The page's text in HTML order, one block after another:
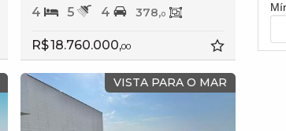
4 5 4 378,0
R$ 18.760.000,00
VISTA PARA O MAR